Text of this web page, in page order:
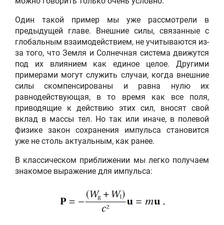
Один такой пример мы уже рассмотрели в
предыдущей главе. Внешние силы, связанные с
глобальным взаимодействием, не учитываются из-
за того, что Земля и Солнечная система движутся
под их влиянием как единое целое. Другими
примерами могут служить случаи, когда внешние
силы скомпенсированы и равна нулю их
равнодействующая, в то время как все поля,
приводящие к действию этих сил, вносят свой
вклад в массы тел. Но так или иначе, в полевой
физике закон сохранения импульса становится
уже не столь актуальным, как ранее.
В классическом приближении мы легко получаем
знакомое выражение для импульса: